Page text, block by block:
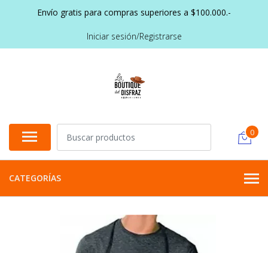
Envío gratis para compras superiores a $100.000.-
Iniciar sesión/Registrarse
0
CATEGORÍAS